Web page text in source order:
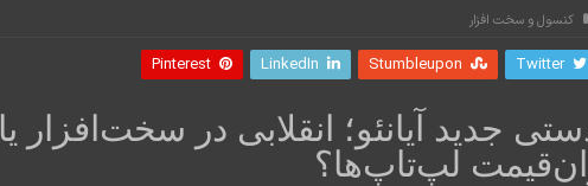
کنسول و سخت افزار
Twitter
Stumbleupon
LinkedIn
Pinterest
جدید آیانئو؛ انقلابی در سخت‌افزار یا
لپ‌تاپ‌ها؟